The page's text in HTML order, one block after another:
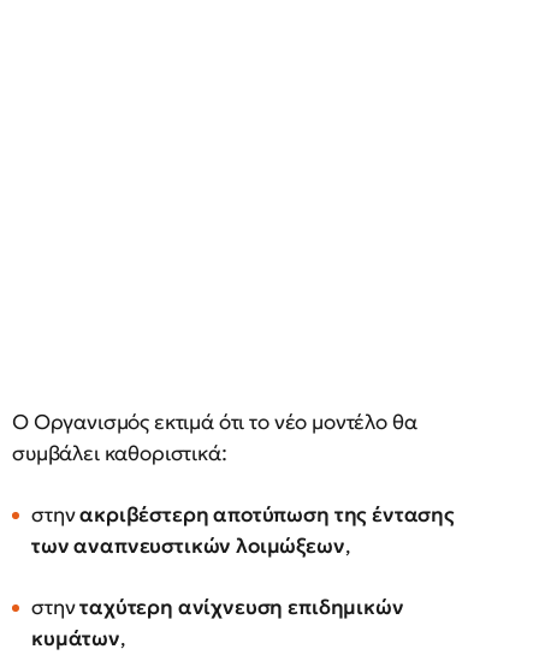
Ο Οργανισμός εκτιμά ότι το νέο μοντέλο θα
συμβάλει καθοριστικά:
στηνακριβέστερη αποτύπωση της έντασης
των αναπνευστικών λοιμώξεων,
στηνταχύτερη ανίχνευση επιδημικών
κυμάτων,